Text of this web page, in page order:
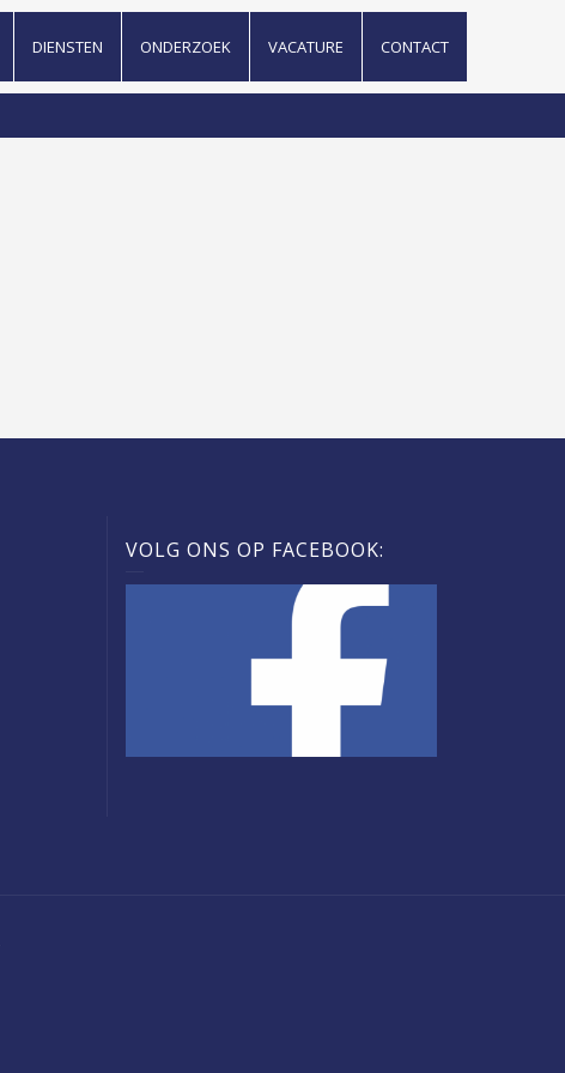
DIENSTEN ONDERZOEK VACATURE CONTACT
VOLG ONS OP FACEBOOK: